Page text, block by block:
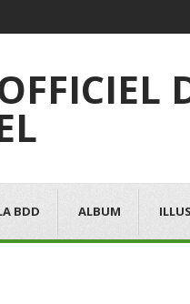
BDD ALBUM